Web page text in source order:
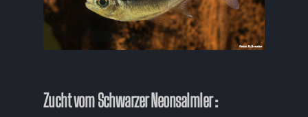
Zucht vom Schwarzer Neonsalmler :